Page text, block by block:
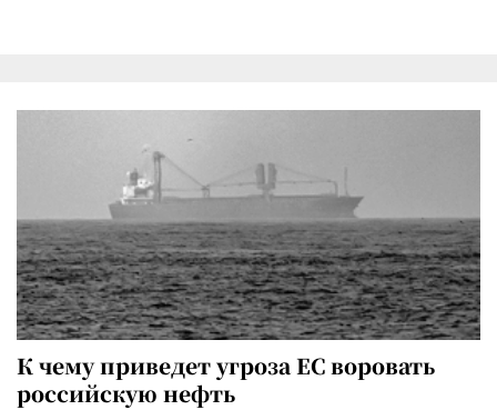
К чему приведет угроза ЕС воровать
российскую нефть